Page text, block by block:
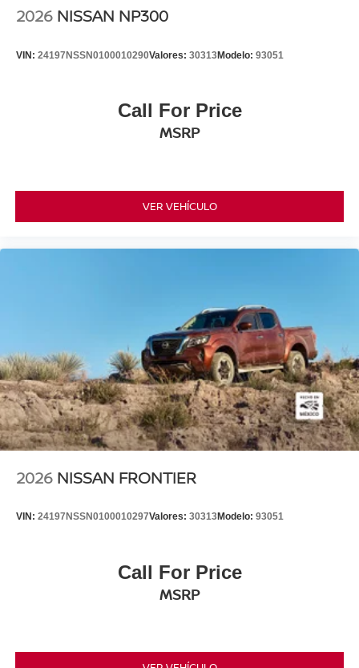
2026 NISSAN NP300
VIN: 24197NSSN0100010290Valores: 30313Modelo: 93051
Call For Price
MSRP
VER VEHÍCULO
2026 NISSAN FRONTIER
VIN: 24197NSSN0100010297Valores: 30313Modelo: 93051
Call For Price
MSRP